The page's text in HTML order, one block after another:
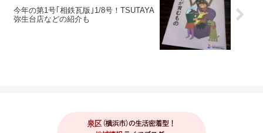
今年の第1号｢相鉄瓦版｣1/8号！TSUTAYA
弥生台店などの紹介も